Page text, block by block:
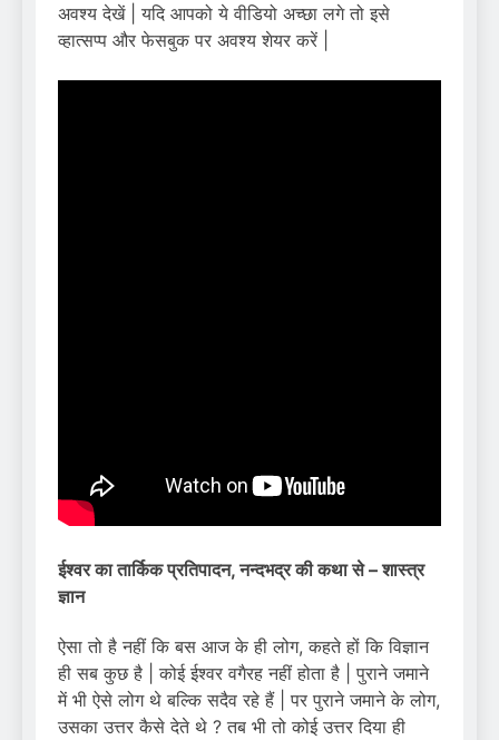
अवश्य देखें | यदि आपको ये वीडियो अच्छा लगे तो इसे
व्हात्सप्प और फेसबुक पर अवश्य शेयर करें |
ईश्वर का तार्किक प्रतिपादन, नन्दभद्र की कथा से – शास्त्र
ज्ञान
ऐसा तो है नहीं कि बस आज के ही लोग, कहते हों कि विज्ञान
ही सब कुछ है | कोई ईश्वर वगैरह नहीं होता है | पुराने जमाने
में भी ऐसे लोग थे बल्कि सदैव रहे हैं | पर पुराने जमाने के लोग,
उसका उत्तर कैसे देते थे ? तब भी तो कोई उत्तर दिया ही